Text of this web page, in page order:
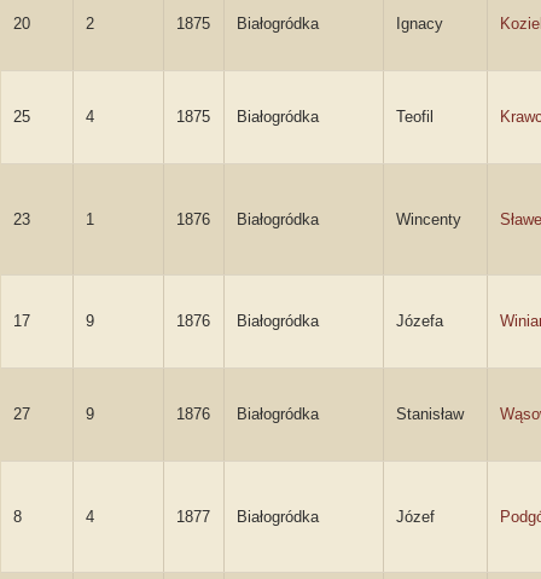
20 2 1875 Białogródka Ignacy
25 4 1875 Białogródka Teofil
23 1 1876 Białogródka Wincenty
17 9 1876 Białogródka Józefa
27 9 1876 Białogródka Stanisław
8 4 1877 Białogródka Józef